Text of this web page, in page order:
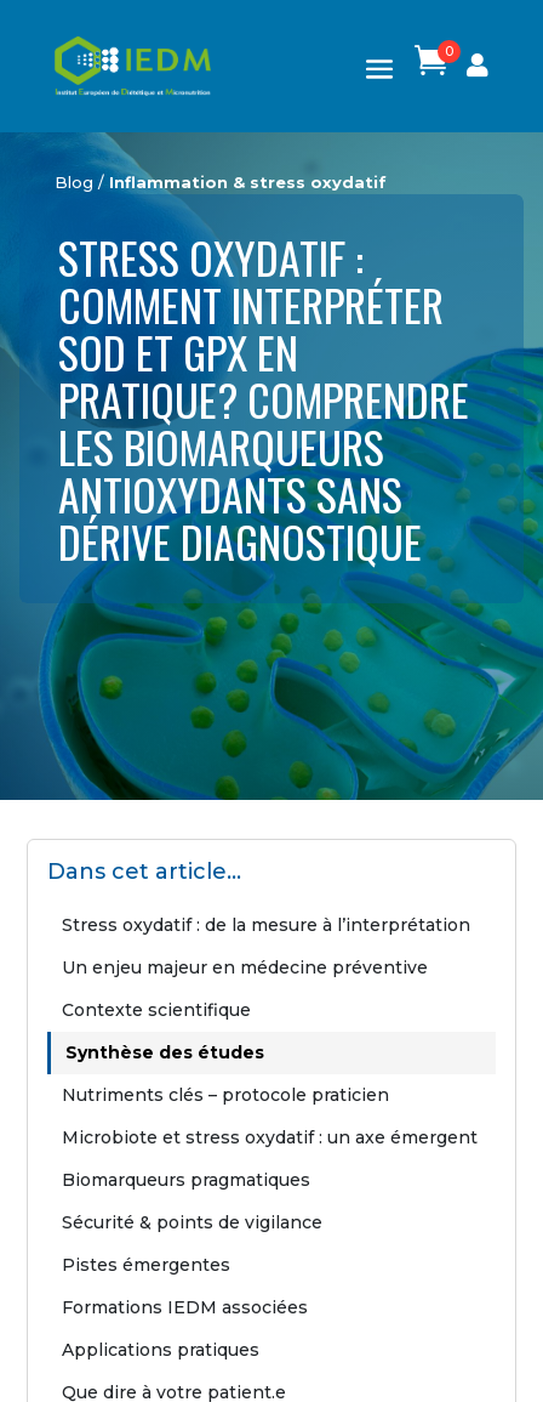
0

Blog / Inflammation & stress oxydatif
STRESS OXYDATIF :
COMMENT INTERPRÉTER
SOD ET GPX EN
PRATIQUE? COMPRENDRE
LES BIOMARQUEURS
ANTIOXYDANTS SANS
DÉRIVE DIAGNOSTIQUE
Dans cet article…
Stress oxydatif : de la mesure à l’interprétation
Un enjeu majeur en médecine préventive
Contexte scientifique
Synthèse des études
Nutriments clés – protocole praticien
Microbiote et stress oxydatif : un axe émergent
Biomarqueurs pragmatiques
Sécurité & points de vigilance
Pistes émergentes
Formations IEDM associées
Applications pratiques
Que dire à votre patient.e